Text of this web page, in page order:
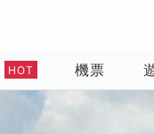
HOT 機票